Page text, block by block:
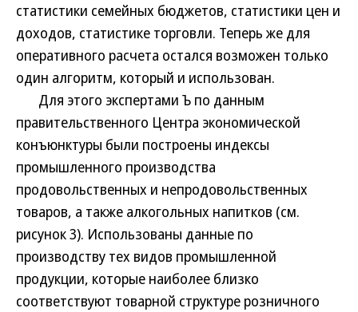
статистики семейных бюджетов, статистики цен и
доходов, статистике торговли. Теперь же для
оперативного расчета остался возможен только
один алгоритм, который и использован.
Для этого экспертами Ъ по данным
правительственного Центра экономической
конъюнктуры были построены индексы
промышленного производства
продовольственных и непродовольственных
товаров, а также алкогольных напитков (см.
рисунок 3). Использованы данные по
производству тех видов промышленной
продукции, которые наиболее близко
соответствуют товарной структуре розничного